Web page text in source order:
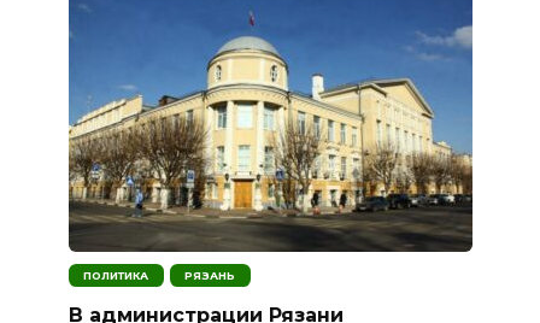
ПОЛИТИКА РЯЗАНЬ
В администрации Рязани